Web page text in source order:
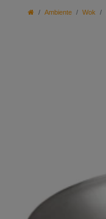
Ambiente Wok